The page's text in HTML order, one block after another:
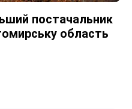
постачальник
область